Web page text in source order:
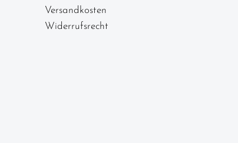
Versandkosten
Widerrufsrecht